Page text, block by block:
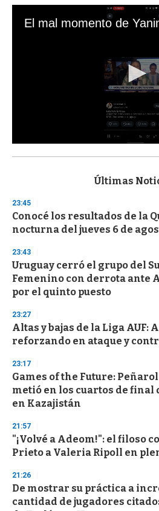
s
d
s
o
f
3
s
e
c
o
d
s
Últimas
23:45
Conocé los resultados de la
nocturna del jueves 6 de
23:43
Uruguay cerró el grupo del
Femenino con derrota ante
por el quinto puesto
23:27
Altas y bajas de la Liga AUF:
reforzando en ataque y
23:17
Games of the Future:
metió en los cuartos de final
en Kazajistán
21:57
"¡Volvé a Adeom!": el filoso
Prieto a Valeria Ripoll en
21:26
De mostrar su práctica a
cantidad de jugadores